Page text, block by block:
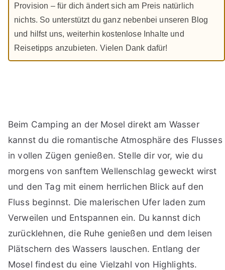
Provision – für dich ändert sich am Preis natürlich
nichts. So unterstützt du ganz nebenbei unseren Blog
und hilfst uns, weiterhin kostenlose Inhalte und
Reisetipps anzubieten. Vielen Dank dafür!
Beim Camping an der Mosel direkt am Wasser
kannst du die romantische Atmosphäre des Flusses
in vollen Zügen genießen. Stelle dir vor, wie du
morgens von sanftem Wellenschlag geweckt wirst
und den Tag mit einem herrlichen Blick auf den
Fluss beginnst. Die malerischen Ufer laden zum
Verweilen und Entspannen ein. Du kannst dich
zurücklehnen, die Ruhe genießen und dem leisen
Plätschern des Wassers lauschen. Entlang der
Mosel findest du eine Vielzahl von Highlights.